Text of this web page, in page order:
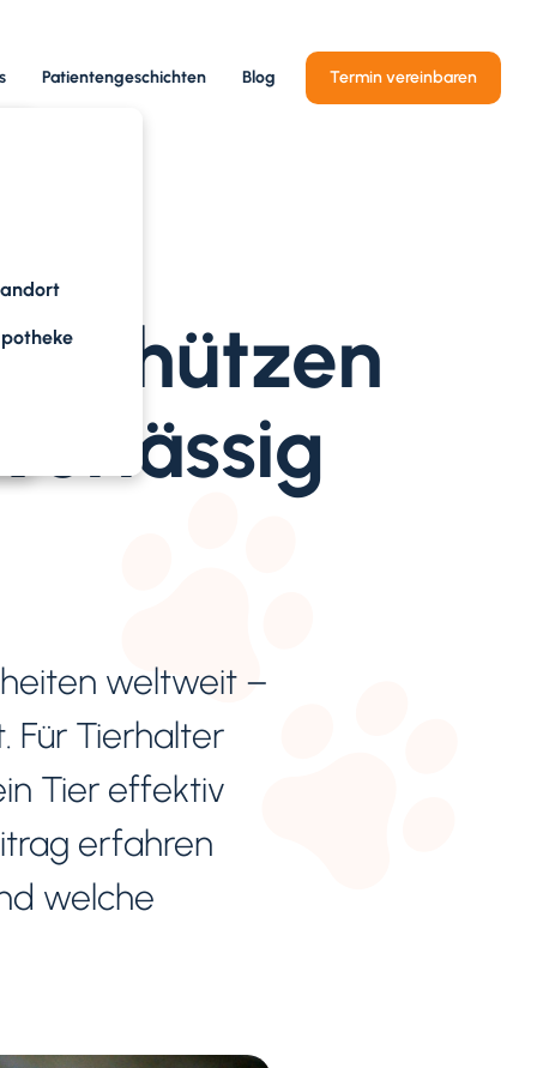
Patientengeschichten Blog Termin vereinbaren
schützen
weltweit –
Für Tierhalter
Tier effektiv
erfahren
welche